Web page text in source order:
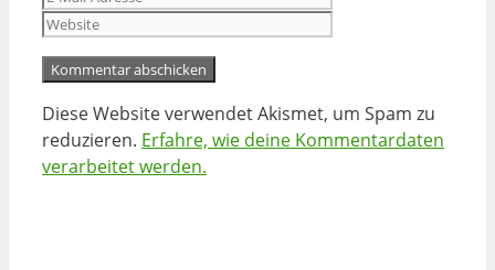
Adresse
Diese Website verwendet Akismet, um Spam zu
reduzieren. Erfahre, wie deine Kommentardaten
verarbeitet werden.